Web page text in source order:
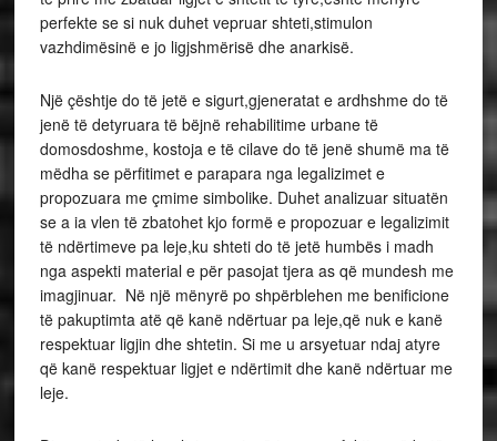
perfekte se si nuk duhet vepruar shteti,stimulon
vazhdimësinë e jo ligjshmërisë dhe anarkisë.
Një çështje do të jetë e sigurt,gjeneratat e ardhshme do të
jenë të detyruara të bëjnë rehabilitime urbane të
domosdoshme, kostoja e të cilave do të jenë shumë ma të
mëdha se përfitimet e parapara nga legalizimet e
propozuara me çmime simbolike. Duhet analizuar situatën
se a ia vlen të zbatohet kjo formë e propozuar e legalizimit
të ndërtimeve pa leje,ku shteti do të jetë humbës i madh
nga aspekti material e për pasojat tjera as që mundesh me
imagjinuar. Në një mënyrë po shpërblehen me benificione
të pakuptimta atë që kanë ndërtuar pa leje,që nuk e kanë
respektuar ligjin dhe shtetin. Si me u arsyetuar ndaj atyre
që kanë respektuar ligjet e ndërtimit dhe kanë ndërtuar me
leje.